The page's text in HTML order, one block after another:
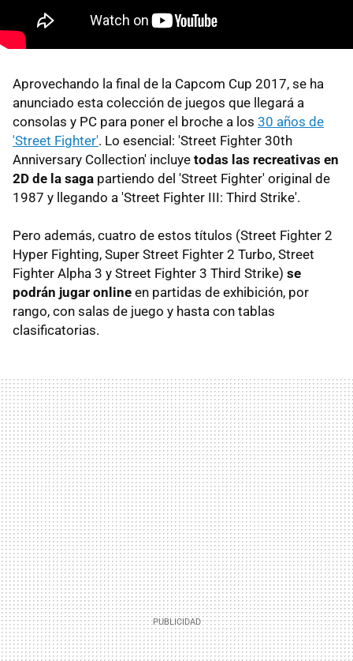
Aprovechando la final de la Capcom Cup 2017, se ha
anunciado esta colección de juegos que llegará a
consolas y PC para poner el broche a los 30 años de
'Street Fighter'. Lo esencial: 'Street Fighter 30th
Anniversary Collection' incluye todas las recreativas en
2D de la saga partiendo del 'Street Fighter' original de
1987 y llegando a 'Street Fighter III: Third Strike'.
Pero además, cuatro de estos títulos (Street Fighter 2
Hyper Fighting, Super Street Fighter 2 Turbo, Street
Fighter Alpha 3 y Street Fighter 3 Third Strike) se
podrán jugar online en partidas de exhibición, por
rango, con salas de juego y hasta con tablas
clasificatorias.